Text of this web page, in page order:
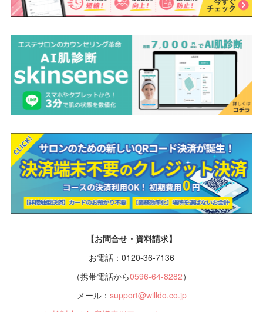
【お問合せ・資料請求】
お電話：0120-36-7136
（携帯電話から0596-64-8282）
メール： support@willdo.co.jp